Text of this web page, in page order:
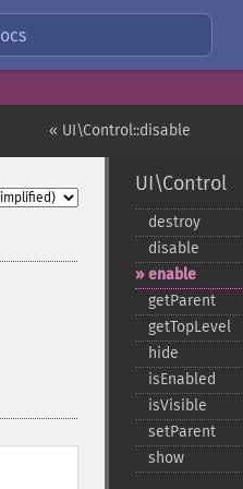
« UI\Control::disable
UI\Control
destroy
disable
enable
getParent
getTopLevel
hide
isEnabled
isVisible
setParent
show